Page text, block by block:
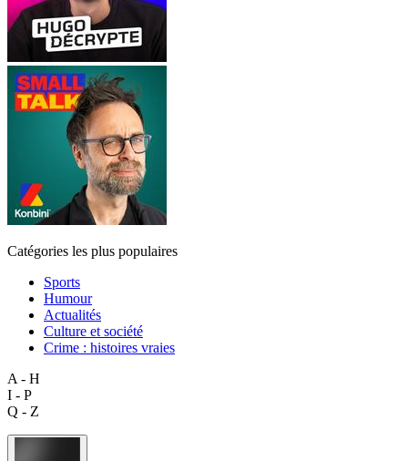
Catégories les plus populaires
Sports
Humour
Actualités
Culture et société
Crime : histoires vraies
A - H
I - P
Q - Z